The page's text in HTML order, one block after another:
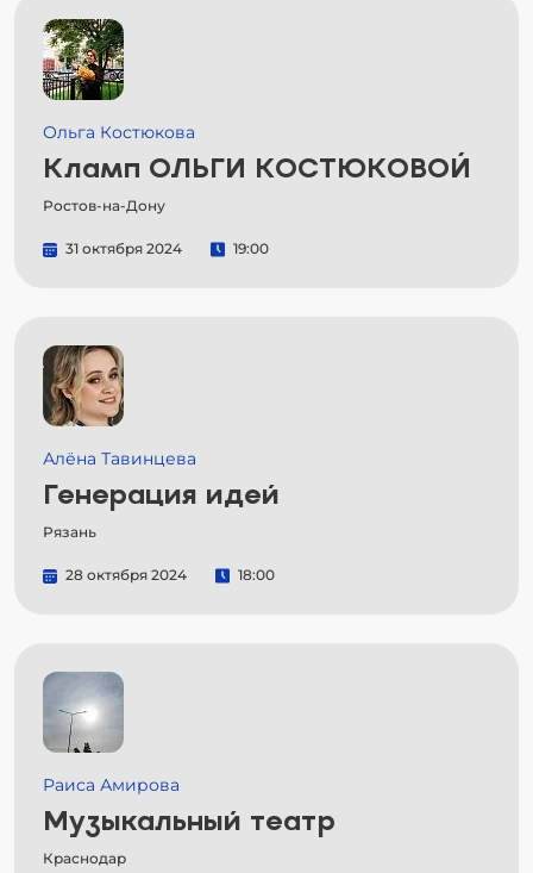
Ольга Костюкова
Кламп ОЛЬГИ КОСТЮКОВОЙ
Ростов-на-Дону
31 октября 2024 19:00
Алёна Тавинцева
Генерация идей
Рязань
28 октября 2024 18:00
Раиса Амирова
Музыкальный театр
Краснодар